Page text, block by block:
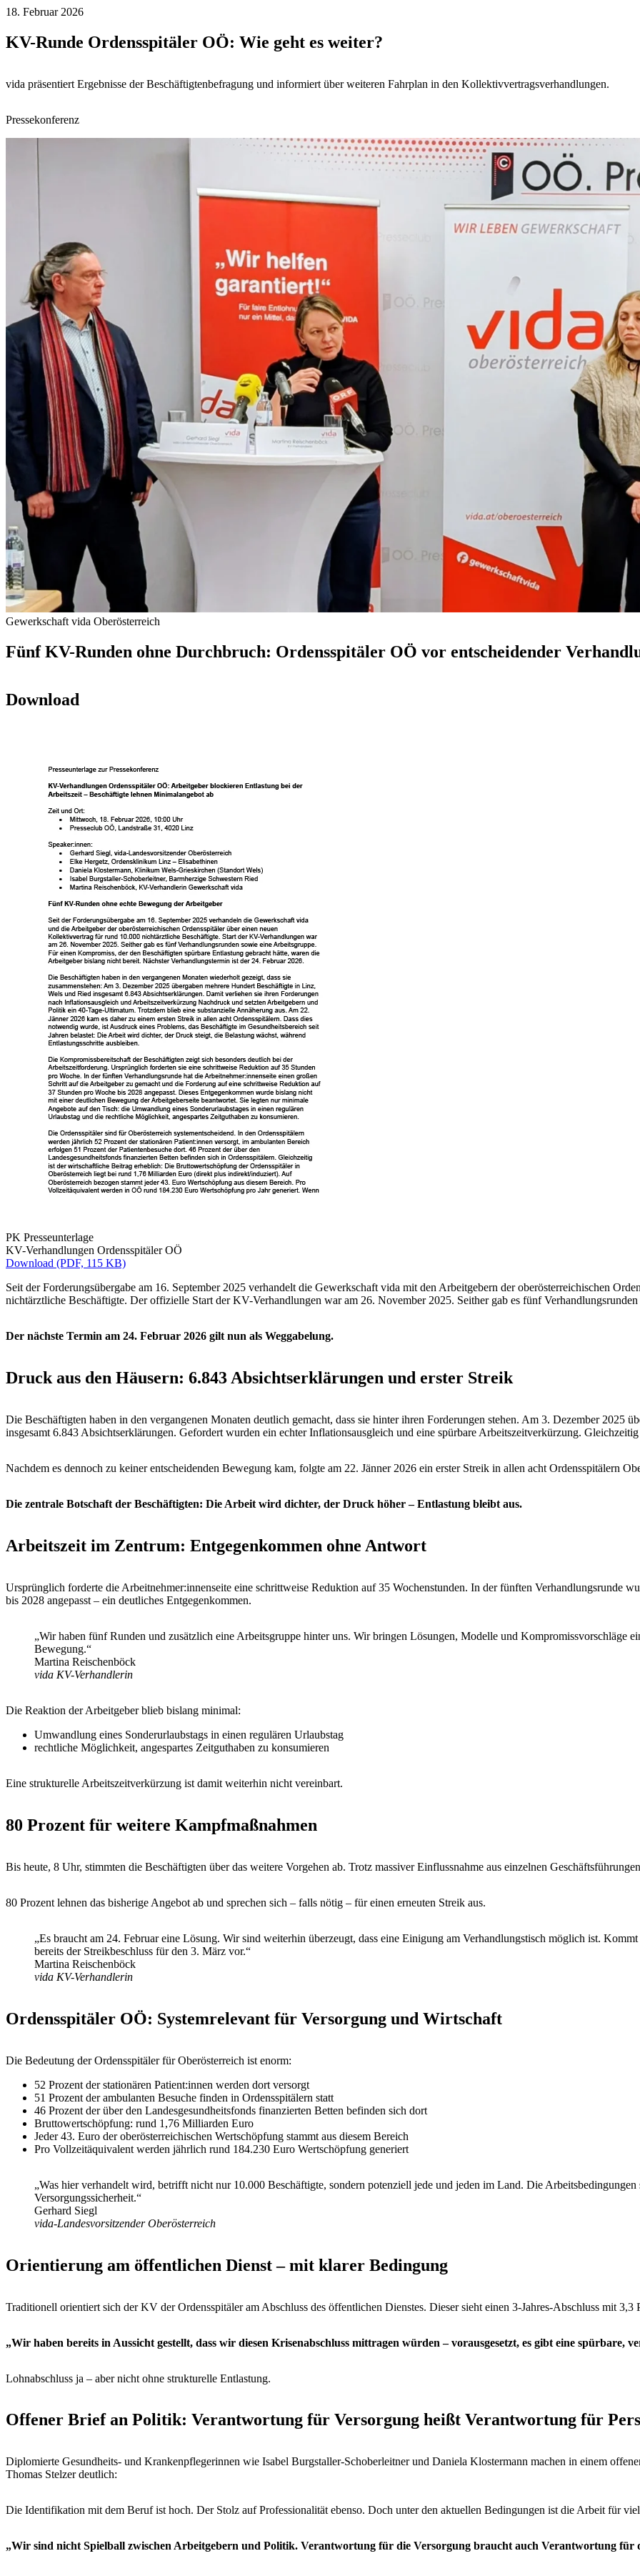
18. Februar 2026
KV-Runde Ordensspitäler OÖ: Wie geht es weiter?
vida präsentiert Ergebnisse der Beschäftigtenbefragung und informiert über weiteren Fahrplan in den Kollektivvertragsverhandlungen.
Pressekonferenz
Gewerkschaft vida Oberösterreich
Fünf KV-Runden ohne Durchbruch: Ordensspitäler OÖ vor entscheidender
Download
PK Presseunterlage
KV-Verhandlungen Ordensspitäler OÖ
Download (PDF, 115 KB)
Seit der Forderungsübergabe am 16. September 2025 verhandelt die Gewerkschaft vida mit den Arbeitgebern der oberösterreichischen
nichtärztliche Beschäftigte. Der offizielle Start der KV-Verhandlungen war am 26. November 2025. Seither gab es fünf
Der nächste Termin am 24. Februar 2026 gilt nun als Weggabelung.
Druck aus den Häusern: 6.843 Absichtserklärungen und erster Streik
Die Beschäftigten haben in den vergangenen Monaten deutlich gemacht, dass sie hinter ihren Forderungen stehen. Am 3. Dezember 2025
insgesamt 6.843 Absichtserklärungen. Gefordert wurden ein echter Inflationsausgleich und eine spürbare Arbeitszeitverkürzung.
Nachdem es dennoch zu keiner entscheidenden Bewegung kam, folgte am 22. Jänner 2026 ein erster Streik in allen acht Ordensspitälern
Die zentrale Botschaft der Beschäftigten: Die Arbeit wird dichter, der Druck höher – Entlastung bleibt aus.
Arbeitszeit im Zentrum: Entgegenkommen ohne Antwort
Ursprünglich forderte die Arbeitnehmer:innenseite eine schrittweise Reduktion auf 35 Wochenstunden. In der fünften Verhandlungsrunde
bis 2028 angepasst – ein deutliches Entgegenkommen.
„Wir haben fünf Runden und zusätzlich eine Arbeitsgruppe hinter uns. Wir bringen Lösungen, Modelle und Kompromissvorschläge
Bewegung.“
Martina Reischenböck
vida KV-Verhandlerin
Die Reaktion der Arbeitgeber blieb bislang minimal:
Umwandlung eines Sonderurlaubstags in einen regulären Urlaubstag
rechtliche Möglichkeit, angespartes Zeitguthaben zu konsumieren
Eine strukturelle Arbeitszeitverkürzung ist damit weiterhin nicht vereinbart.
80 Prozent für weitere Kampfmaßnahmen
Bis heute, 8 Uhr, stimmten die Beschäftigten über das weitere Vorgehen ab. Trotz massiver Einflussnahme aus einzelnen
80 Prozent lehnen das bisherige Angebot ab und sprechen sich – falls nötig – für einen erneuten Streik aus.
„Es braucht am 24. Februar eine Lösung. Wir sind weiterhin überzeugt, dass eine Einigung am Verhandlungstisch möglich ist.
bereits der Streikbeschluss für den 3. März vor.“
Martina Reischenböck
vida KV-Verhandlerin
Ordensspitäler OÖ: Systemrelevant für Versorgung und Wirtschaft
Die Bedeutung der Ordensspitäler für Oberösterreich ist enorm:
52 Prozent der stationären Patient:innen werden dort versorgt
51 Prozent der ambulanten Besuche finden in Ordensspitälern statt
46 Prozent der über den Landesgesundheitsfonds finanzierten Betten befinden sich dort
Bruttowertschöpfung: rund 1,76 Milliarden Euro
Jeder 43. Euro der oberösterreichischen Wertschöpfung stammt aus diesem Bereich
Pro Vollzeitäquivalent werden jährlich rund 184.230 Euro Wertschöpfung generiert
„Was hier verhandelt wird, betrifft nicht nur 10.000 Beschäftigte, sondern potenziell jede und jeden im Land. Die Arbeitsbedingungen
Versorgungssicherheit.“
Gerhard Siegl
vida-Landesvorsitzender Oberösterreich
Orientierung am öffentlichen Dienst – mit klarer Bedingung
Traditionell orientiert sich der KV der Ordensspitäler am Abschluss des öffentlichen Dienstes. Dieser sieht einen 3-Jahres-Abschluss mit
„Wir haben bereits in Aussicht gestellt, dass wir diesen Krisenabschluss mittragen würden – vorausgesetzt, es gibt eine spürbare,
Lohnabschluss ja – aber nicht ohne strukturelle Entlastung.
Offener Brief an Politik: Verantwortung für Versorgung heißt Verantwortung für
Diplomierte Gesundheits- und Krankenpflegerinnen wie Isabel Burgstaller-Schoberleitner und Daniela Klostermann machen in einem
Thomas Stelzer deutlich:
Die Identifikation mit dem Beruf ist hoch. Der Stolz auf Professionalität ebenso. Doch unter den aktuellen Bedingungen ist die Arbeit für
„Wir sind nicht Spielball zwischen Arbeitgebern und Politik. Verantwortung für die Versorgung braucht auch Verantwortung für